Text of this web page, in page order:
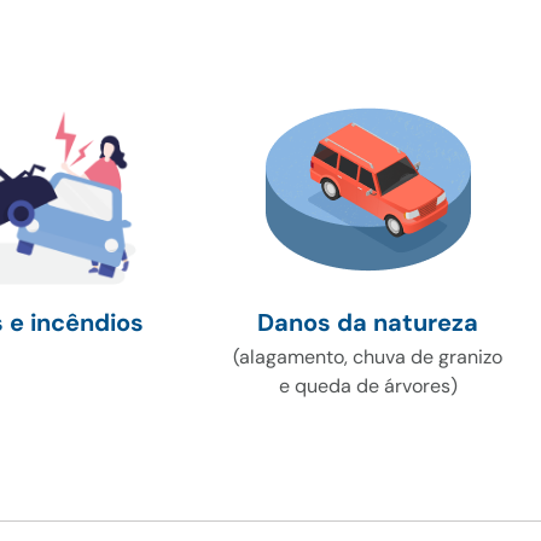
e incêndios Danos da natureza
(alagamento, chuva de granizo
e queda de árvores)